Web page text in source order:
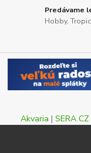
Predávame
Hobby,
Akvaria | SERA CZ